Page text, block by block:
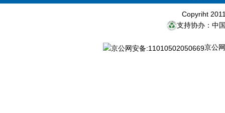
Copyriht
支持协办：中
京公